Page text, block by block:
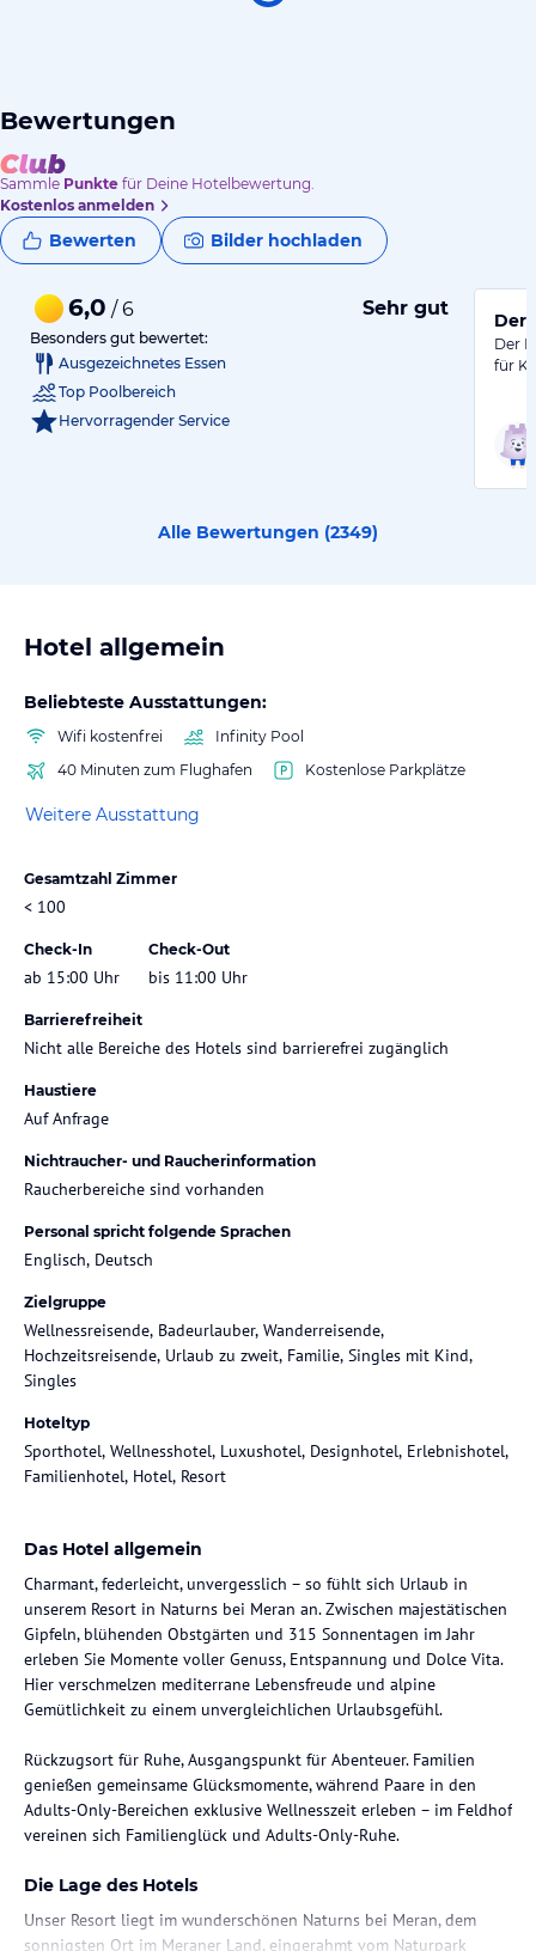
Bewertungen
Sammle Punkte für Deine Hotelbewertung.
Kostenlos anmelden
Bewerten Bilder hochladen
6,0 / 6 Sehr gut
Besonders gut bewertet:
Ausgezeichnetes Essen
Top Poolbereich
Hervorragender Service
Der
Der
für
Alle Bewertungen (2349)
Hotel allgemein
Beliebteste Ausstattungen:
Wifi kostenfrei
Infinity Pool
40 Minuten zum Flughafen
Kostenlose Parkplätze
Weitere Ausstattung
Gesamtzahl Zimmer
< 100
Check-In
ab 15:00 Uhr
Check-Out
bis 11:00 Uhr
Barrierefreiheit
Nicht alle Bereiche des Hotels sind barrierefrei zugänglich
Haustiere
Auf Anfrage
Nichtraucher- und Raucherinformation
Raucherbereiche sind vorhanden
Personal spricht folgende Sprachen
Englisch, Deutsch
Zielgruppe
Wellnessreisende, Badeurlauber, Wanderreisende,
Hochzeitsreisende, Urlaub zu zweit, Familie, Singles mit Kind,
Singles
Hoteltyp
Sporthotel, Wellnesshotel, Luxushotel, Designhotel, Erlebnishotel,
Familienhotel, Hotel, Resort
Das Hotel allgemein
Charmant, federleicht, unvergesslich – so fühlt sich Urlaub in
unserem Resort in Naturns bei Meran an. Zwischen majestätischen
Gipfeln, blühenden Obstgärten und 315 Sonnentagen im Jahr
erleben Sie Momente voller Genuss, Entspannung und Dolce Vita.
Hier verschmelzen mediterrane Lebensfreude und alpine
Gemütlichkeit zu einem unvergleichlichen Urlaubsgefühl.
Rückzugsort für Ruhe, Ausgangspunkt für Abenteuer. Familien
genießen gemeinsame Glücksmomente, während Paare in den
Adults-Only-Bereichen exklusive Wellnesszeit erleben – im Feldhof
vereinen sich Familienglück und Adults-Only-Ruhe.
Die Lage des Hotels
Unser Resort liegt im wunderschönen Naturns bei Meran, dem
sonnigsten Ort im Meraner Land, eingerahmt vom Naturpark